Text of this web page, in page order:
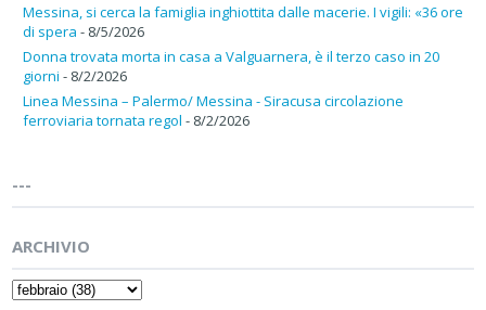
Messina, si cerca la famiglia inghiottita dalle macerie. I vigili: «36 ore
di spera - 8/5/2026
Donna trovata morta in casa a Valguarnera, è il terzo caso in 20
giorni - 8/2/2026
Linea Messina – Palermo/ Messina - Siracusa circolazione
ferroviaria tornata regol - 8/2/2026
---
ARCHIVIO